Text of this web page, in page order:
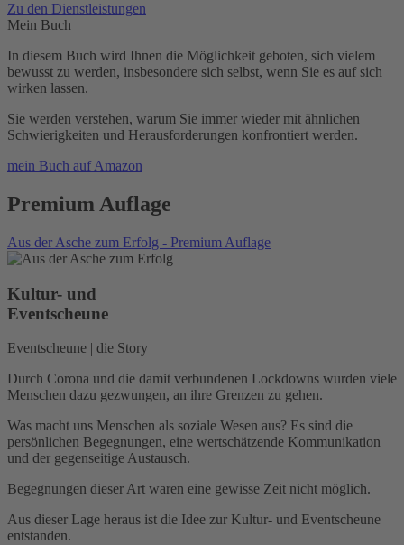
Zu den Dienstleistungen
Mein Buch
In diesem Buch wird Ihnen die Möglichkeit geboten, sich vielem
bewusst zu werden, insbesondere sich selbst, wenn Sie es auf sich
wirken lassen.
Sie werden verstehen, warum Sie immer wieder mit ähnlichen
Schwierigkeiten und Herausforderungen konfrontiert werden.
mein Buch auf Amazon
Premium Auflage
Aus der Asche zum Erfolg - Premium Auflage
Kultur- und
Eventscheune​
Eventscheune | die Story
Durch Corona und die damit verbundenen Lockdowns wurden viele
Menschen dazu gezwungen, an ihre Grenzen zu gehen.
Was macht uns Menschen als soziale Wesen aus? Es sind die
persönlichen Begegnungen, eine wertschätzende Kommunikation
und der gegenseitige Austausch.
Begegnungen dieser Art waren eine gewisse Zeit nicht möglich.
Aus dieser Lage heraus ist die Idee zur Kultur- und Eventscheune
entstanden.